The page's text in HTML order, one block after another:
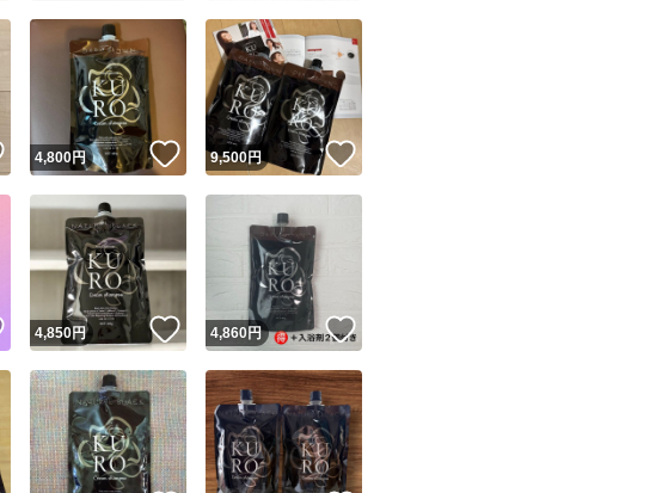
スピード&安心発送
※このバッジは実績に基づく表示であり、発送を保証しているものではありません
スピード＆安心発送
このユーザーは高頻度で24時間以内＆設定した発送日数内に発送してい
ます
スピード発送 このユーザーは高頻度で24時間以内に発送しています
安心発送 このユーザーは設定した発送日数内に発送しています
キャンセル
いいね！
4,800円 いいね！
9,500円
いいね！
4,850円 いいね！
4,860円